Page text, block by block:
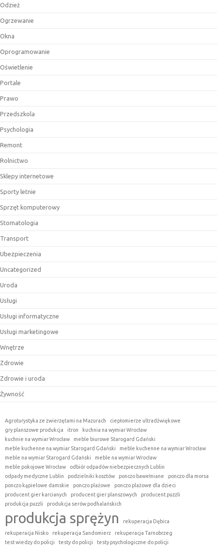
Odzież
Ogrzewanie
Okna
Oprogramowanie
Oświetlenie
Portale
Prawo
Przedszkola
Psychologia
Remont
Rolnictwo
Sklepy internetowe
Sporty letnie
Sprzęt komputerowy
Stomatologia
Transport
Ubezpieczenia
Uncategorized
Uroda
Usługi
Usługi informatyczne
Usługi marketingowe
Wnętrze
Zdrowie
Zdrowie i uroda
Żywność
Agroturystyka ze zwierzętami na Mazurach
ciepłomierze ultradźwiękowe
gry planszowe produkcja
itron
kuchnia na wymiar Wrocław
kuchnie na wymiar Wrocław
meble biurowe Starogard Gdański
meble kuchenne na wymiar Starogard Gdański
meble kuchenne na wymiar Wrocław
meble na wymiar Starogard Gdański
meble na wymiar Wrocław
meble pokojowe Wrocław
odbiór odpadów niebezpiecznych Lublin
odpady medyczne Lublin
podzielniki kosztów ponczo bawełniane
ponczo dla morsa
ponczo kąpielowe damskie
ponczo plażowe
ponczo plażowe dla dzieci
producent gier karcianych
producent gier planszowych
producent puzzli
produkcja puzzli
produkcja serów podhalańskich
produkcja sprężyn
rekuperacja Dębica
rekuperacja Nisko
rekuperacja Sandomierz
rekuperacja Tarnobrzeg
test wiedzy do policji
testy do policji testy psychologiczne do policji